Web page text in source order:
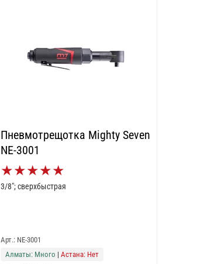
Пневмотрещотка Mighty Seven
NE-3001
★★★★★
3/8"; сверхбыстрая
Арт.: NE-3001
Алматы: Много | Астана: Нет